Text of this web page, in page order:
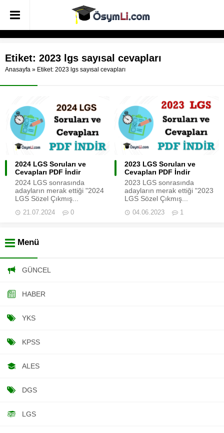
Etiket: 2023 lgs sayısal cevapları
Anasayfa » Etiket: 2023 lgs sayısal cevapları
2024 LGS Soruları ve
Cevapları PDF İndir
2024 LGS sonrasında
adayların merak ettiği "2024
LGS Sözel Çıkmış...
21.07.2024 0
2023 LGS Soruları ve
Cevapları PDF İndir
2023 LGS sonrasında
adayların merak ettiği "2023
LGS Sözel Çıkmış...
04.06.2023 1
Menü
GÜNCEL
HABER
YKS
KPSS
ALES
DGS
LGS